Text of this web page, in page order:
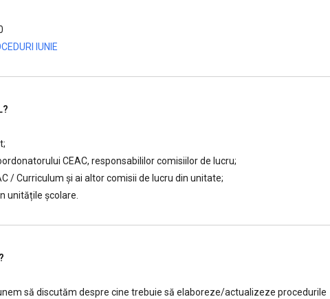
IUNIE
CEAC, responsabililor comisiilor de lucru;
/ Curriculum și ai altor comisii de lucru din unitate;
unitățile școlare.
să discutăm despre cine trebuie să elaboreze/actualizeze procedurile